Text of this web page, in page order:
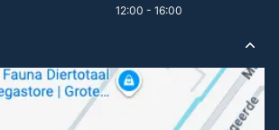
12:00 - 16:00